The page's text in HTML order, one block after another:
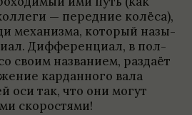
— перед­ние колёса),
меха­низма, кото­рый назы­
Диффе­ренциал, в пол­
своим назва­нием, раз­даёт
кар­дан­ного вала
оси так, что они могут
ско­ро­стями!